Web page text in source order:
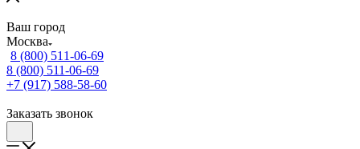
Ваш город
Москва
8 (800) 511-06-69
8 (800) 511-06-69
+7 (917) 588-58-60
Заказать звонок